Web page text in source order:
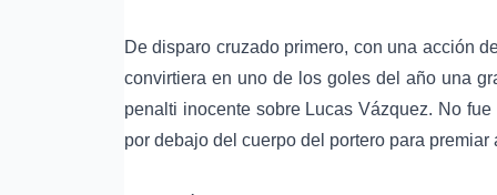
De disparo cruzado primero, con una acción
convirtiera en uno de los goles del año una
penalti inocente sobre Lucas Vázquez. No
por debajo del cuerpo del portero para